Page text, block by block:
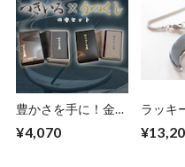
豊かさを手に！金
つきいろ・うつくし
¥4,070
ラッキ
スチェ